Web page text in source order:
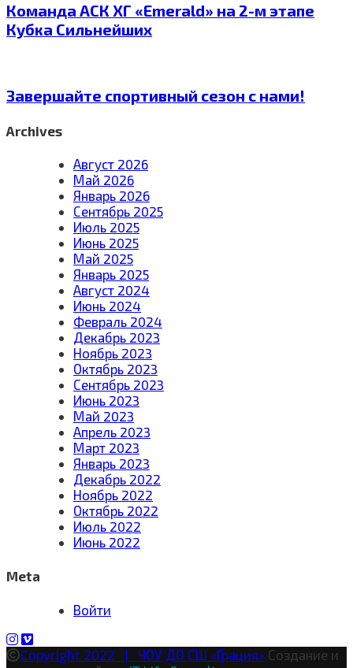
Команда АСК ХГ «Emerald» на 2-м этапе
Кубка Сильнейших
Завершайте спортивный сезон с нами!
Archives
Август 2026
Май 2026
Январь 2026
Сентябрь 2025
Июль 2025
Июнь 2025
Май 2025
Январь 2025
Август 2024
Июнь 2024
Февраль 2024
Декабрь 2023
Ноябрь 2023
Октябрь 2023
Сентябрь 2023
Июнь 2023
Май 2023
Апрель 2023
Март 2023
Январь 2023
Декабрь 2022
Ноябрь 2022
Октябрь 2022
Июль 2022
Июнь 2022
Meta
Войти
Copyright 2022 | ЧОУ ДО СШ «Грация» Создание и